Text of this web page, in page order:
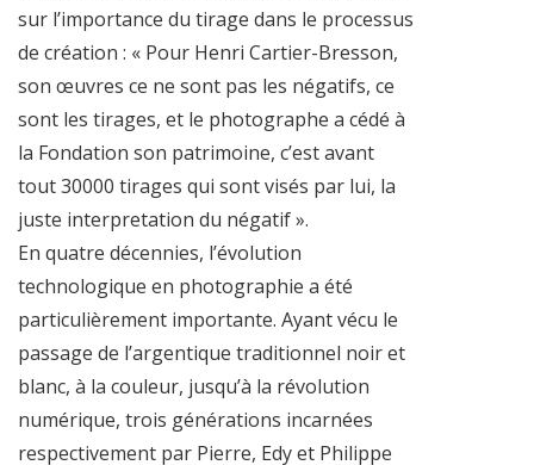
sur l’importance du tirage dans le processus
de création : « Pour Henri Cartier-Bresson,
son œuvres ce ne sont pas les négatifs, ce
sont les tirages, et le photographe a cédé à
la Fondation son patrimoine, c’est avant
tout 30000 tirages qui sont visés par lui, la
juste interpretation du négatif ».
En quatre décennies, l’évolution
technologique en photographie a été
particulièrement importante. Ayant vécu le
passage de l’argentique traditionnel noir et
blanc, à la couleur, jusqu’à la révolution
numérique, trois générations incarnées
respectivement par Pierre, Edy et Philippe